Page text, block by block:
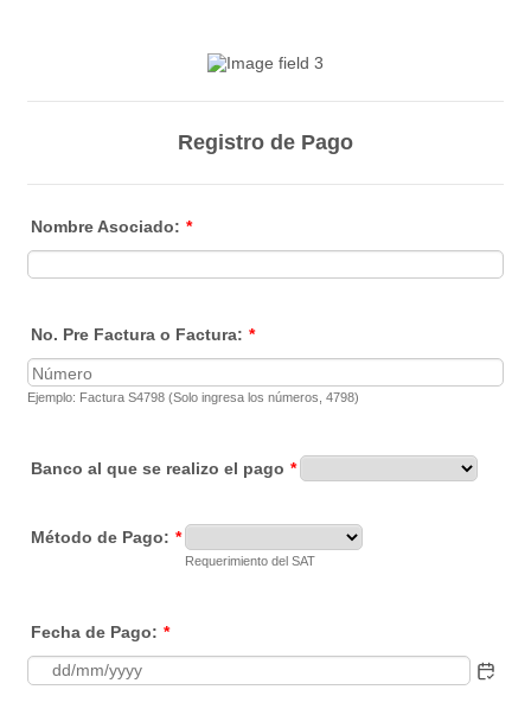
Registro de Pago
Nombre Asociado: *
No. Pre Factura o Factura: *
Ejemplo: Factura S4798 (Solo ingresa los números, 4798)
Banco al que se realizo el pago *
Método de Pago: *
Requerimiento del SAT
Fecha de Pago: *